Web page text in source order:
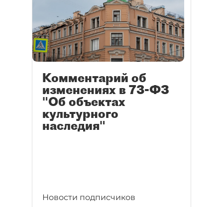
Комментарий об
изменениях в 73-ФЗ
"Об объектах
культурного
наследия"
Новости подписчиков